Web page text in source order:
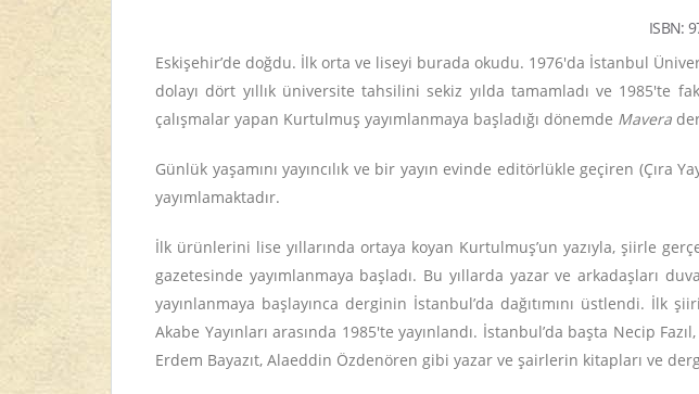
ISBN:
Eskişehir’de doğdu. İlk orta ve liseyi burada okudu. 1976'da İstanbul
dolayı dört yıllık üniversite tahsilini sekiz yılda tamamladı ve 1985'te
çalışmalar yapan Kurtulmuş yayımlanmaya başladığı dönemde Mavera
Günlük yaşamını yayıncılık ve bir yayın evinde editörlükle geçiren
yayımlamaktadır.
İlk ürünlerini lise yıllarında ortaya koyan Kurtulmuş’un yazıyla, şiirle
gazetesinde yayımlanmaya başladı. Bu yıllarda yazar ve arkadaşları
yayınlanmaya başlayınca derginin İstanbul’da dağıtımını üstlendi. İlk
Akabe Yayınları arasında 1985'te yayınlandı. İstanbul’da başta Necip
Erdem Bayazıt, Alaeddin Özdenören gibi yazar ve şairlerin kitapları ve